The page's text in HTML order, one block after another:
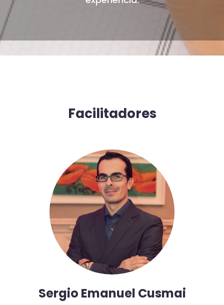
Facilitadores
Sergio Emanuel Cusmai